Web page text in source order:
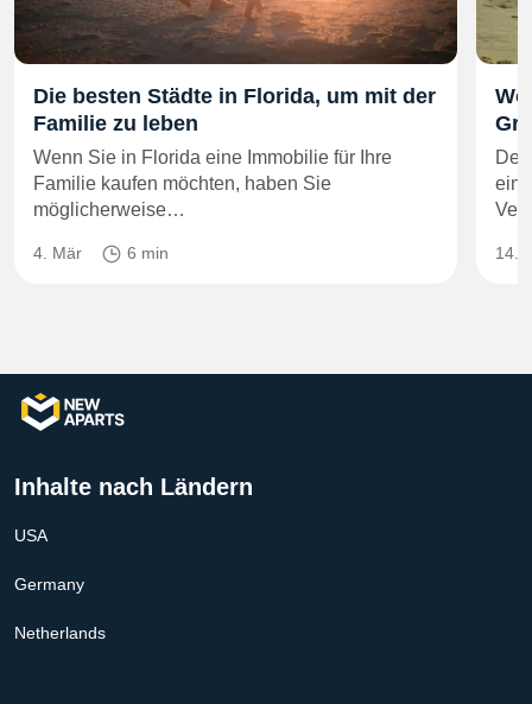
Die besten Städte in Florida, um mit der
Familie zu leben
Wenn Sie in Florida eine Immobilie für Ihre
Familie kaufen möchten, haben Sie
möglicherweise…
4. Mär 6 min
Der
14.
Inhalte nach Ländern
USA
Germany
Netherlands